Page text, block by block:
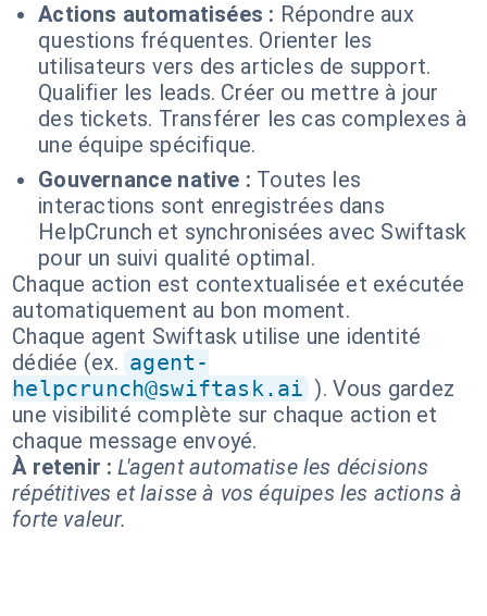
Actions automatisées : Répondre aux
questions fréquentes. Orienter les
utilisateurs vers des articles de support.
Qualifier les leads. Créer ou mettre à jour
des tickets. Transférer les cas complexes à
une équipe spécifique.
Gouvernance native : Toutes les
interactions sont enregistrées dans
HelpCrunch et synchronisées avec Swiftask
pour un suivi qualité optimal.
Chaque action est contextualisée et exécutée
automatiquement au bon moment.
Chaque agent Swiftask utilise une identité
dédiée (ex. agent-
helpcrunch@swiftask.ai ). Vous gardez
une visibilité complète sur chaque action et
chaque message envoyé.
À retenir : L'agent automatise les décisions
répétitives et laisse à vos équipes les actions à
forte valeur.